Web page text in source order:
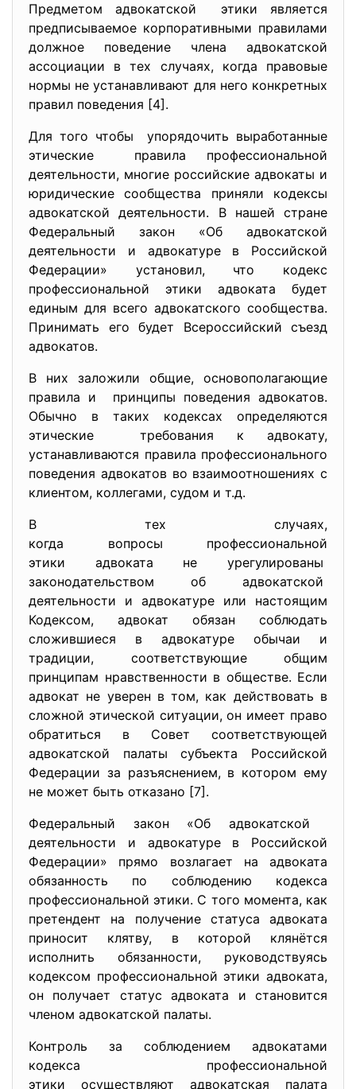
Предметом адвокатской этики является
предписываемое корпоративными правилами
должное поведение члена адвокатской
ассоциации в тех случаях, когда правовые
нормы не устанавливают для него конкретных
правил поведения [4].
Для того чтобы упорядочить выработанные
этические правила профессиональной
деятельности, многие российские адвокаты и
юридические сообщества приняли кодексы
адвокатской деятельности. В нашей стране
Федеральный закон «Об адвокатской
деятельности и адвокатуре в Российской
Федерации» установил, что кодекс
профессиональной этики адвоката будет
единым для всего адвокатского сообщества.
Принимать его будет Всероссийский съезд
адвокатов.
В них заложили общие, основополагающие
правила и принципы поведения адвокатов.
Обычно в таких кодексах определяются
этические требования к адвокату,
устанавливаются правила профессионального
поведения адвокатов во взаимоотношениях с
клиентом, коллегами, судом и т.д.
В тех случаях,
когда вопросы профессиональной
этики адвоката не урегулированы
законодательством об адвокатской
деятельности и адвокатуре или настоящим
Кодексом, адвокат обязан соблюдать
сложившиеся в адвокатуре обычаи и
традиции, соответствующие общим
принципам нравственности в обществе. Если
адвокат не уверен в том, как действовать в
сложной этической ситуации, он имеет право
обратиться в Совет соответствующей
адвокатской палаты субъекта Российской
Федерации за разъяснением, в котором ему
не может быть отказано [7].
Федеральный закон «Об адвокатской
деятельности и адвокатуре в Российской
Федерации» прямо возлагает на адвоката
обязанность по соблюдению кодекса
профессиональной этики. С того момента, как
претендент на получение статуса адвоката
приносит клятву, в которой клянётся
исполнить обязанности, руководствуясь
кодексом профессиональной этики адвоката,
он получает статус адвоката и становится
членом адвокатской палаты.
Контроль за соблюдением адвокатами
кодекса профессиональной
этики осуществляют адвокатская палата